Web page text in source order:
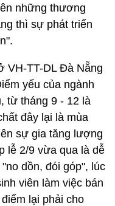
những thương
thì sự phát triển
VH-TT-DL Đà Nẵng
yếu của ngành
từ tháng 9 - 12 là
đây lại là mùa
sự gia tăng lượng
lễ 2/9 vừa qua là dễ
dồn, đói góp", lúc
viên làm việc bán
lại phải cho